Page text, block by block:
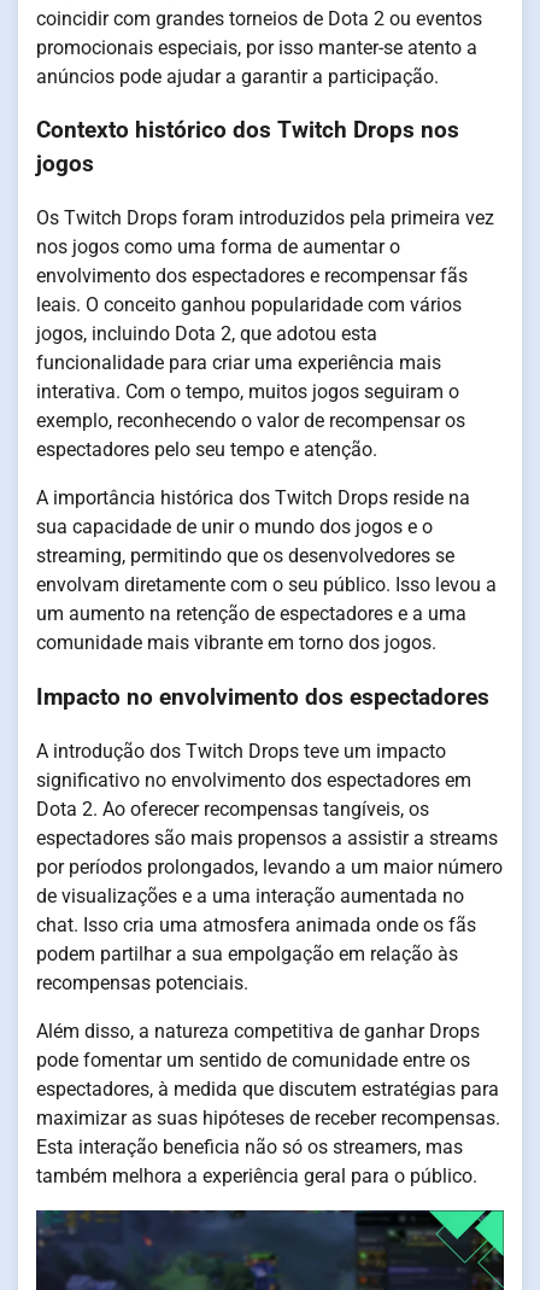
coincidir com grandes torneios de Dota 2 ou eventos
promocionais especiais, por isso manter-se atento a
anúncios pode ajudar a garantir a participação.
Contexto histórico dos Twitch Drops nos
jogos
Os Twitch Drops foram introduzidos pela primeira vez
nos jogos como uma forma de aumentar o
envolvimento dos espectadores e recompensar fãs
leais. O conceito ganhou popularidade com vários
jogos, incluindo Dota 2, que adotou esta
funcionalidade para criar uma experiência mais
interativa. Com o tempo, muitos jogos seguiram o
exemplo, reconhecendo o valor de recompensar os
espectadores pelo seu tempo e atenção.
A importância histórica dos Twitch Drops reside na
sua capacidade de unir o mundo dos jogos e o
streaming, permitindo que os desenvolvedores se
envolvam diretamente com o seu público. Isso levou a
um aumento na retenção de espectadores e a uma
comunidade mais vibrante em torno dos jogos.
Impacto no envolvimento dos espectadores
A introdução dos Twitch Drops teve um impacto
significativo no envolvimento dos espectadores em
Dota 2. Ao oferecer recompensas tangíveis, os
espectadores são mais propensos a assistir a streams
por períodos prolongados, levando a um maior número
de visualizações e a uma interação aumentada no
chat. Isso cria uma atmosfera animada onde os fãs
podem partilhar a sua empolgação em relação às
recompensas potenciais.
Além disso, a natureza competitiva de ganhar Drops
pode fomentar um sentido de comunidade entre os
espectadores, à medida que discutem estratégias para
maximizar as suas hipóteses de receber recompensas.
Esta interação beneficia não só os streamers, mas
também melhora a experiência geral para o público.